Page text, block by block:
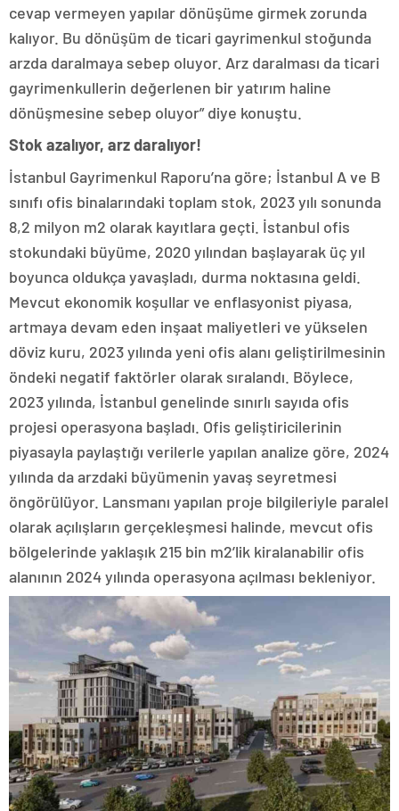
cevap vermeyen yapılar dönüşüme girmek zorunda
kalıyor. Bu dönüşüm de ticari gayrimenkul stoğunda
arzda daralmaya sebep oluyor. Arz daralması da ticari
gayrimenkullerin değerlenen bir yatırım haline
dönüşmesine sebep oluyor” diye konuştu.
Stok azalıyor, arz daralıyor!
İstanbul Gayrimenkul Raporu’na göre; İstanbul A ve B
sınıfı ofis binalarındaki toplam stok, 2023 yılı sonunda
8,2 milyon m2 olarak kayıtlara geçti. İstanbul ofis
stokundaki büyüme, 2020 yılından başlayarak üç yıl
boyunca oldukça yavaşladı, durma noktasına geldi.
Mevcut ekonomik koşullar ve enflasyonist piyasa,
artmaya devam eden inşaat maliyetleri ve yükselen
döviz kuru, 2023 yılında yeni ofis alanı geliştirilmesinin
öndeki negatif faktörler olarak sıralandı. Böylece,
2023 yılında, İstanbul genelinde sınırlı sayıda ofis
projesi operasyona başladı. Ofis geliştiricilerinin
piyasayla paylaştığı verilerle yapılan analize göre, 2024
yılında da arzdaki büyümenin yavaş seyretmesi
öngörülüyor. Lansmanı yapılan proje bilgileriyle paralel
olarak açılışların gerçekleşmesi halinde, mevcut ofis
bölgelerinde yaklaşık 215 bin m2’lik kiralanabilir ofis
alanının 2024 yılında operasyona açılması bekleniyor.